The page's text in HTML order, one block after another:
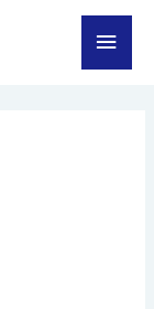
Menu